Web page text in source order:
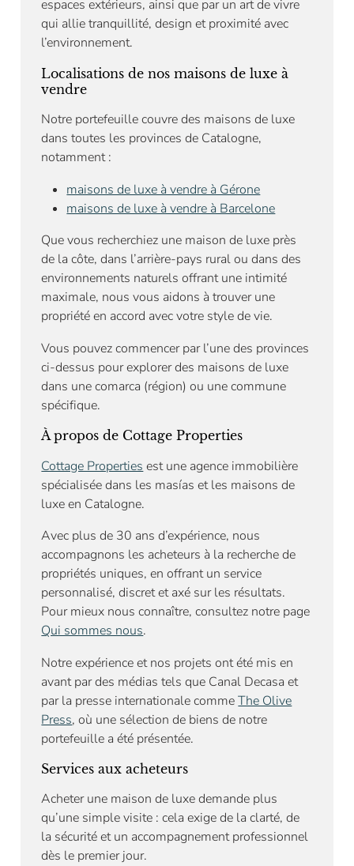
espaces extérieurs, ainsi que par un art de vivre
qui allie tranquillité, design et proximité avec
l’environnement.
Localisations de nos maisons de luxe à
vendre
Notre portefeuille couvre des maisons de luxe
dans toutes les provinces de Catalogne,
notamment :
maisons de luxe à vendre à Gérone
maisons de luxe à vendre à Barcelone
Que vous recherchiez une maison de luxe près
de la côte, dans l’arrière-pays rural ou dans des
environnements naturels offrant une intimité
maximale, nous vous aidons à trouver une
propriété en accord avec votre style de vie.
Vous pouvez commencer par l’une des provinces
ci-dessus pour explorer des maisons de luxe
dans une comarca (région) ou une commune
spécifique.
À propos de Cottage Properties
Cottage Properties est une agence immobilière
spécialisée dans les masías et les maisons de
luxe en Catalogne.
Avec plus de 30 ans d’expérience, nous
accompagnons les acheteurs à la recherche de
propriétés uniques, en offrant un service
personnalisé, discret et axé sur les résultats.
Pour mieux nous connaître, consultez notre page
Qui sommes nous.
Notre expérience et nos projets ont été mis en
avant par des médias tels que Canal Decasa et
par la presse internationale commeThe Olive
Press, où une sélection de biens de notre
portefeuille a été présentée.
Services aux acheteurs
Acheter une maison de luxe demande plus
qu’une simple visite : cela exige de la clarté, de
la sécurité et un accompagnement professionnel
dès le premier jour.